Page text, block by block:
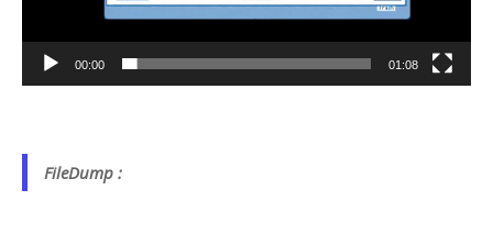
00:00 01:08
FileDump :